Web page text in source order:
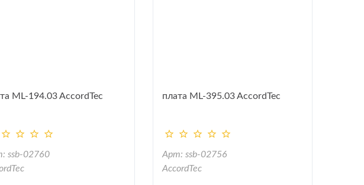
ML-194.03 AccordTec
ssb-02760
плата ML-395.03 AccordTec
Арт: ssb-02756
AccordTec